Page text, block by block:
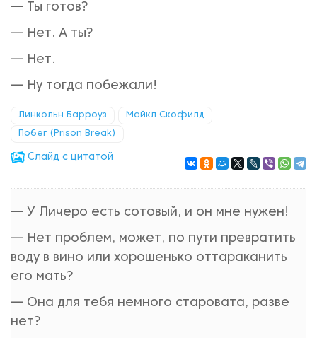
— Ты готов?
— Нет. А ты?
— Нет.
— Ну тогда побежали!
Линкольн Барроуз Майкл Скофилд
Побег (Prison Break)
Cлайд с цитатой
— У Личеро есть сотовый, и он мне нужен!
— Нет проблем, может, по пути превратить
воду в вино или хорошенько оттараканить
его мать?
— Она для тебя немного старовата, разве
нет?